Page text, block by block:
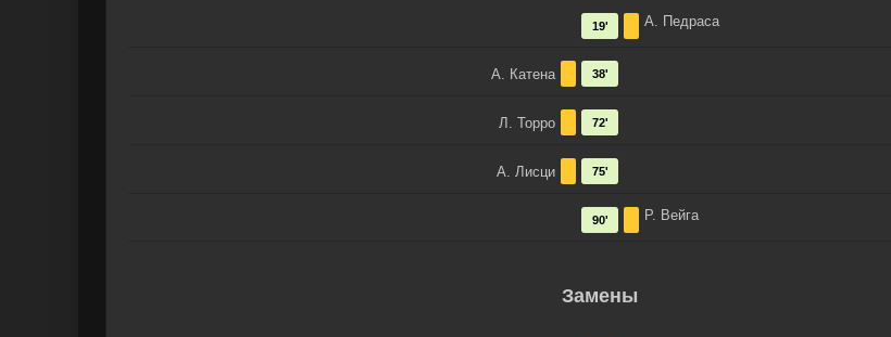
А. Педраса
19'
А. Катена 38'
Л. Торро 72'
А. Лисци 75'
Р. Вейга
90'
Замены